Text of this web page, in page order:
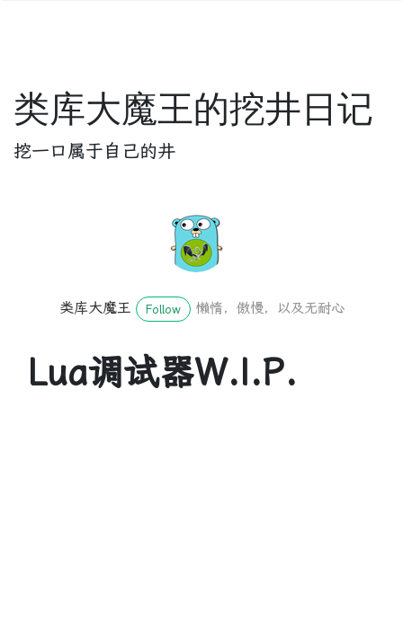
类库大魔王的挖井日记
挖一口属于自己的井
类库大魔王 Follow 懒惰，傲慢，以及无耐心
Lua调试器W.I.P.